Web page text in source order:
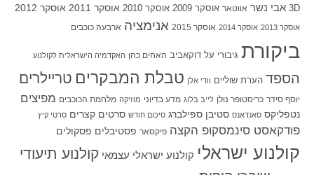
3D אבי נשר אווטאר אוסקר 2009 אוסקר 2010 אוסקר 2011 אוסקר 2012
אוסקר 2013 אוסקר 2014 אוסקר 2015 אנימציה ארבעה כוכבים
ביקורת גיבורי על דוקאביב האחים כהן האקדמיה הישראלית לקולנוע
הספד הערת שוליים וודי אלן טבלת המבקרים טריילרים
יוסף סידר כריסטופר נולן לייב בלוג מדע בדיוני מוזיקה מלחמת הכוכבים מפיצים
נטפליקס סאנדאנס סטיבן ספילברג סיכום חודש סרטים קצרים סרטי קיץ
פודקאסט סינמסקופ הקצה פיקסאר פסטיבלים פסקולים
קולנוע ישראלי קולנוע ישראלי עצמאי קולנוע תיעודי